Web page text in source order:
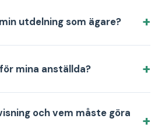
utdelning som ägare?
mina anställda?
och vem måste göra